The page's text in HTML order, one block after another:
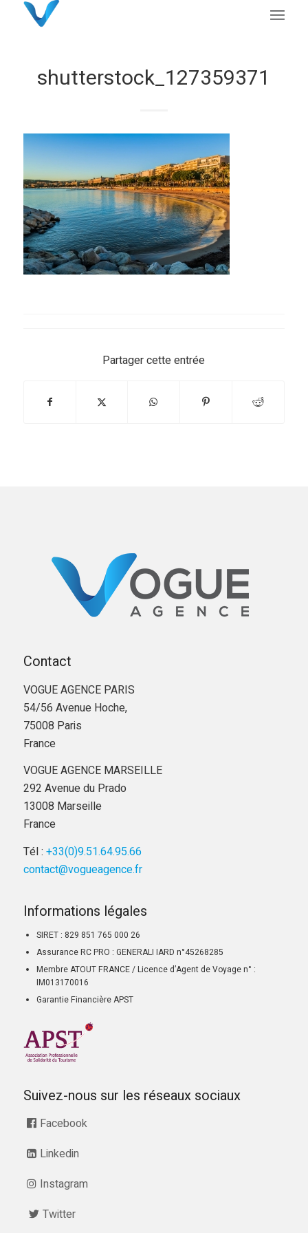
shutterstock_127359371
Partager cette entrée
Contact
VOGUE AGENCE PARIS
54/56 Avenue Hoche,
75008 Paris
France
VOGUE AGENCE MARSEILLE
292 Avenue du Prado
13008 Marseille
France
Tél : +33(0)9.51.64.95.66
contact@vogueagence.fr
Informations légales
SIRET : 829 851 765 000 26
Assurance RC PRO : GENERALI IARD n°45268285
Membre ATOUT FRANCE / Licence d’Agent de Voyage n° :
IM013170016
Garantie Financière APST
Suivez-nous sur les réseaux sociaux
Facebook
Linkedin
Instagram
Twitter